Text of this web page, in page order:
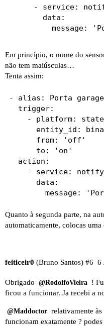
- service:
      data:
Em princípio, o nome do
não tem maiúsculas…
Tenta assim:
- alias: Porta
  trigger:
    - platform: state
entity_id:
      from: 'off'
      to: 'on'
  action:
- service:
      data:
Quanto à segunda parte, na
automaticamente, colocas
feiticeir0 (Bruno Santos) 6
#6
Obrigado @RodolfoVieira !
ficou a funcionar. Ja recebi a
@Maddoctor relativamente
funcionam exatamente ?